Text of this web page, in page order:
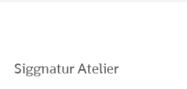
Siggnatur Atelier